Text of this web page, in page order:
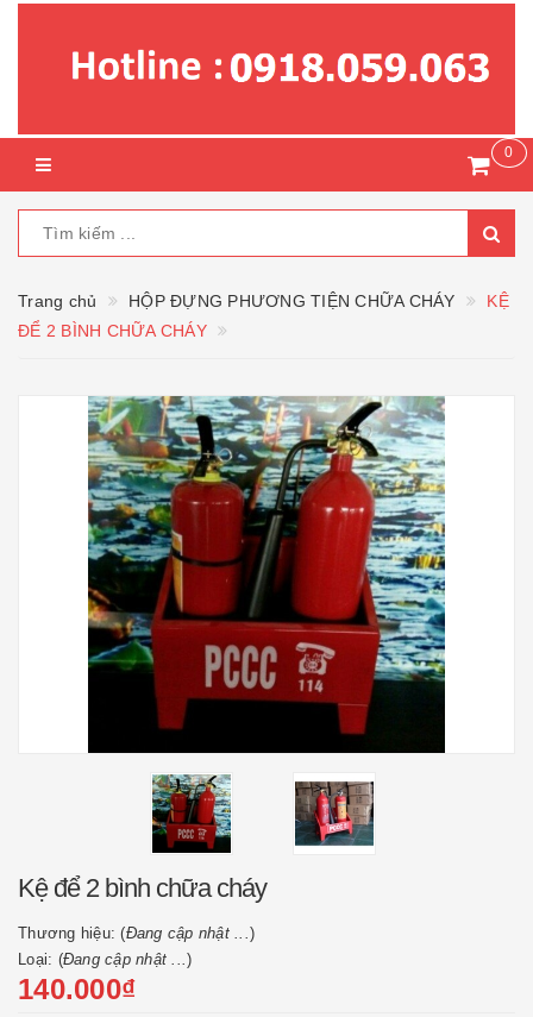
0
Trang chủ HỘP ĐỰNG PHƯƠNG TIỆN CHỮA CHÁY
KỆ
ĐỂ 2 BÌNH CHỮA CHÁY
Kệ để 2 bình chữa cháy
Thương hiệu: (Đang cập nhật ...)
Loại: (Đang cập nhật ...)
140.000₫